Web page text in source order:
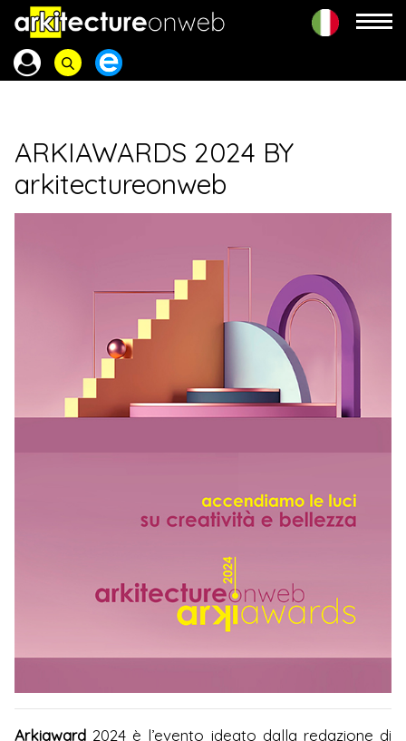
ARKIAWARDS 2024 BY
arkitectureonweb
Arkiaward 2024 è l’evento ideato dalla redazione di